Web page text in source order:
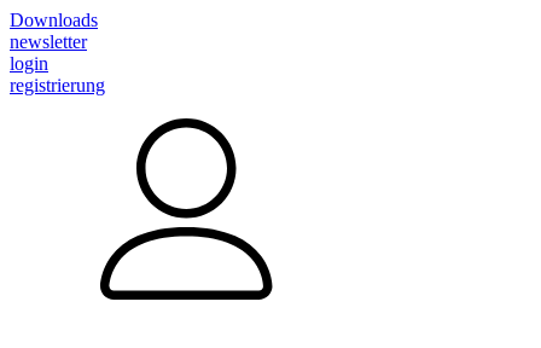
Downloads
newsletter
login
registrierung